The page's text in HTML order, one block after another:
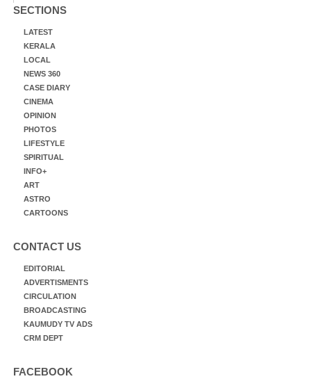
SECTIONS
LATEST
KERALA
LOCAL
NEWS 360
CASE DIARY
CINEMA
OPINION
PHOTOS
LIFESTYLE
SPIRITUAL
INFO+
ART
ASTRO
CARTOONS
CONTACT US
EDITORIAL
ADVERTISMENTS
CIRCULATION
BROADCASTING
KAUMUDY TV ADS
CRM DEPT
FACEBOOK